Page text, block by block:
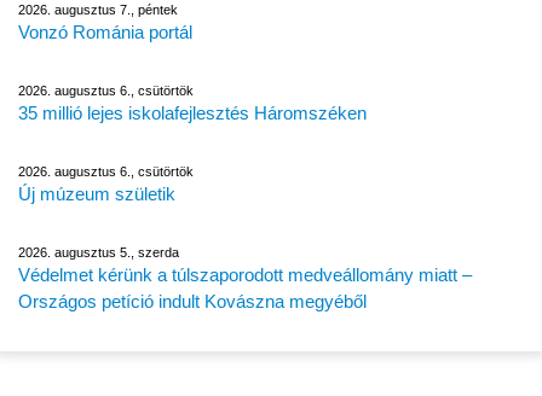
2026. augusztus 7., péntek
Vonzó Románia portál
2026. augusztus 6., csütörtök
35 millió lejes iskolafejlesztés Háromszéken
2026. augusztus 6., csütörtök
Új múzeum születik
2026. augusztus 5., szerda
Védelmet kérünk a túlszaporodott medveállomány miatt –
Országos petíció indult Kovászna megyéből